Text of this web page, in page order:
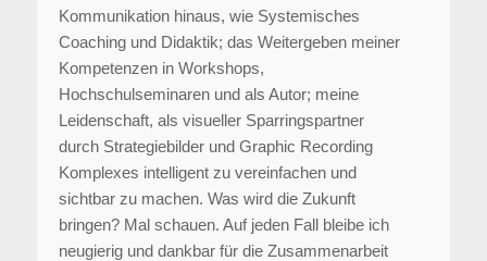
Kommunikation hinaus, wie Systemisches
Coaching und Didaktik; das Weitergeben meiner
Kompetenzen in Workshops,
Hochschulseminaren und als Autor; meine
Leidenschaft, als visueller Sparringspartner
durch Strategiebilder und Graphic Recording
Komplexes intelligent zu vereinfachen und
sichtbar zu machen. Was wird die Zukunft
bringen? Mal schauen. Auf jeden Fall bleibe ich
neugierig und dankbar für die Zusammenarbeit